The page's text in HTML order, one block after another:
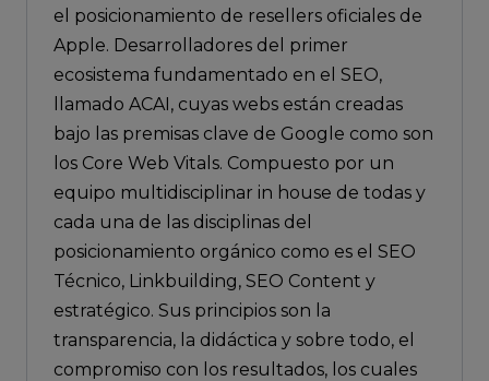
el posicionamiento de resellers oficiales de
Apple. Desarrolladores del primer
ecosistema fundamentado en el SEO,
llamado ACAI, cuyas webs están creadas
bajo las premisas clave de Google como son
los Core Web Vitals. Compuesto por un
equipo multidisciplinar in house de todas y
cada una de las disciplinas del
posicionamiento orgánico como es el SEO
Técnico, Linkbuilding, SEO Content y
estratégico. Sus principios son la
transparencia, la didáctica y sobre todo, el
compromiso con los resultados, los cuales